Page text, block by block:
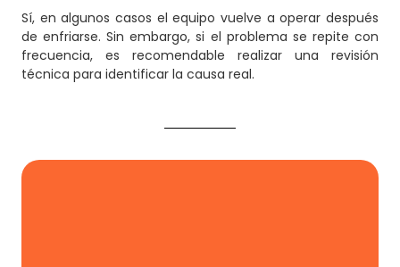
Sí, en algunos casos el equipo vuelve a operar después
de enfriarse. Sin embargo, si el problema se repite con
frecuencia, es recomendable realizar una revisión
técnica para identificar la causa real.